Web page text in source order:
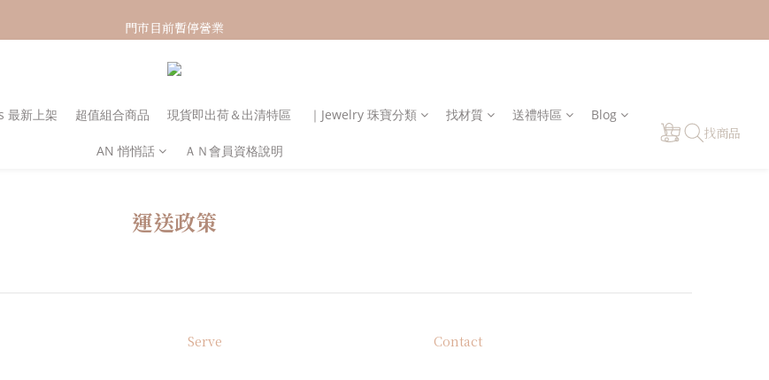
新加入會員！即享有NT150購物金
門市目前暫停營業
新加入會員！即享有NT150購物金
最新上架 超值組合商品 現貨即出荷＆出清特區 ｜Jewelry 珠寶分類 找材質 送禮特區 Blog
AN 悄悄話 ＡＮ會員資格說明
找商品
運送政策
Serve Contact